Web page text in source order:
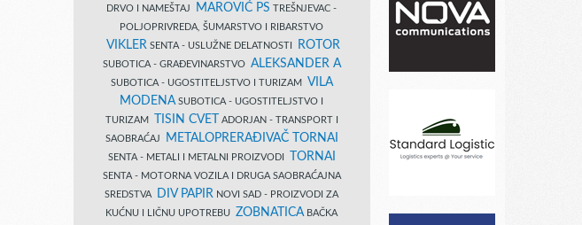
DRVO I NAMEŠTAJ
MAROVIĆ PS TREŠNJEVAC -
POLJOPRIVREDA, ŠUMARSTVO I RIBARSTVO
VIKLER SENTA - USLUŽNE DELATNOSTI ROTOR
SUBOTICA - GRAĐEVINARSTVO ALEKSANDER A
SUBOTICA - UGOSTITELJSTVO I TURIZAM VILA
MODENA SUBOTICA - UGOSTITELJSTVO I
TURIZAM
TISIN CVET
ADORJAN - TRANSPORT I
SAOBRAĆAJ
METALOPRERAĐIVAČ TORNAI
SENTA - METALI I METALNI PROIZVODI TORNAI
SENTA - MOTORNA VOZILA I DRUGA SAOBRAĆAJNA
SREDSTVA
DIV PAPIR NOVI SAD - PROIZVODI ZA
KUĆNU I LIČNU UPOTREBU ZOBNATICA BAČKA